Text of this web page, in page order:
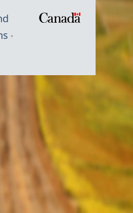
Symbole
Canada